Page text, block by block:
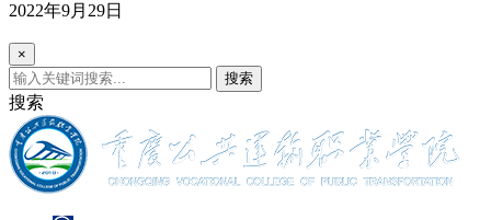
2022年9月29日
×
搜索
搜索